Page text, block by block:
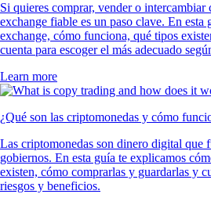
Si quieres comprar, vender o
exchange fiable es un paso clave. En esta
exchange, cómo funciona, qué tipos
cuenta para escoger el más adecuado
Learn more
¿Qué son las criptomonedas y cómo
Las criptomonedas son dinero digital que
gobiernos. En esta guía te explicamos
existen, cómo comprarlas y guardarlas y
riesgos y beneficios.